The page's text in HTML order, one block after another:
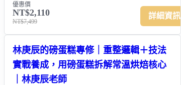
優惠價
NT$2,110
NT$7,499
詳細資訊
林庚辰的磅蛋糕專修｜重整邏輯＋技法
實戰養成，用磅蛋糕拆解常溫烘焙核心
｜林庚辰老師